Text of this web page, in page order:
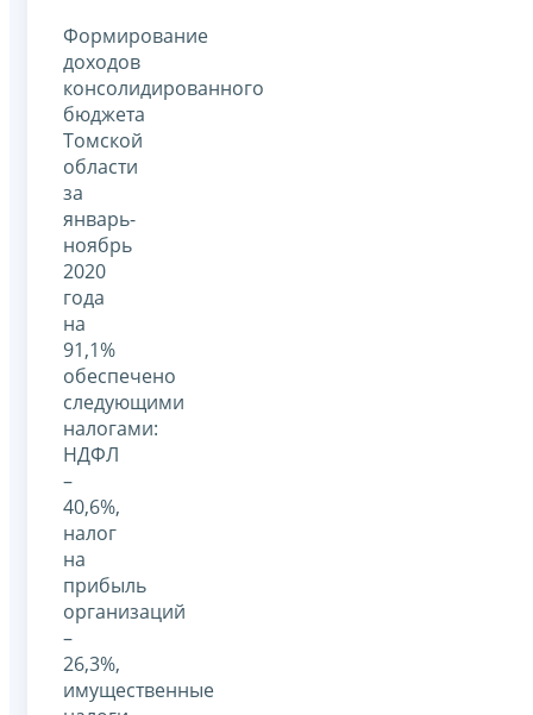
Формирование
доходов
консолидированного
бюджета
Томской
области
за
январь-
ноябрь
2020
года
на
91,1%
обеспечено
следующими
налогами:
НДФЛ
–
40,6%,
налог
на
прибыль
организаций
–
26,3%,
имущественные